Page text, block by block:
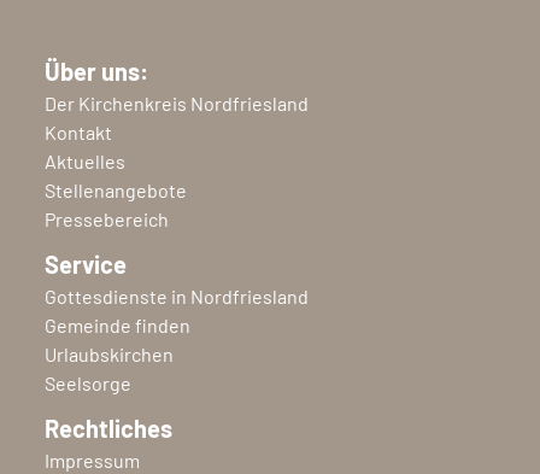
Über uns:
Der Kirchenkreis Nordfriesland
Kontakt
Aktuelles
Stellenangebote
Pressebereich
Service
Gottesdienste in Nordfriesland
Gemeinde finden
Urlaubskirchen
Seelsorge
Rechtliches
Impressum